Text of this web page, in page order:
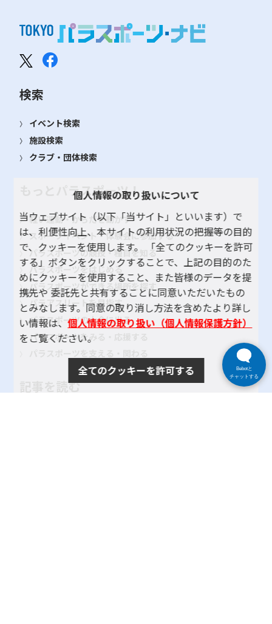
検索
イベント検索
施設検索
クラブ・団体検索
もっとパラスポーツ！
軽い運動・からだを動かす
スポーツイベント・体験会に参加する
パラスポーツの競技・種目を知る
パラスポーツをはじめる
パラスポーツができる場所を探す
パラアスリートを目指す
パラスポーツの大会に出る
パラスポーツをみる・応援する
記事を読む
個人情報の取り扱いについて
当ウェブサイト（以下「当サイト」といいます）で
は、利便性向上、本サイトの利用状況の把握等の目的
で、クッキーを使用します。 「全てのクッキーを許可
する」ボタンをクリックすることで、上記の目的のた
めにクッキーを使用すること、また皆様のデータを提
携先や 委託先と共有することに同意いただいたもの
とみなします。同意の取り消し方法を含めたより詳し
い情報は、個人情報の取り扱い（個人情報保護方針）
をご覧ください。
全てのクッキーを許可する
Bebotと
チャットする